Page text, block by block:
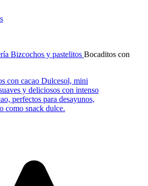
Bizcochos y pastelitos Bocaditos con